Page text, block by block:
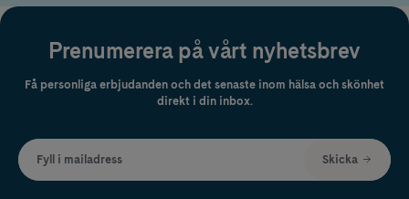
Prenumerera på vårt nyhetsbrev
Få personliga erbjudanden och det senaste inom hälsa och skönhet
direkt i din inbox.
Fyll i mailadress Skicka